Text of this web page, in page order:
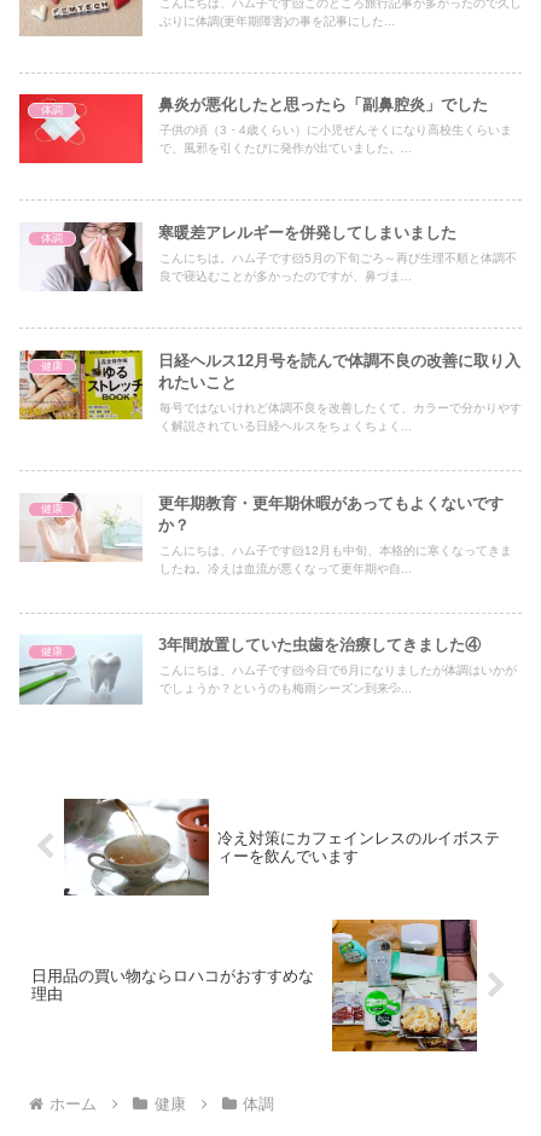
ぶりに体調(更年期障害)の事を記事にした...
体調 鼻炎が悪化したと思ったら「副鼻腔炎」でした
子供の頃（3・4歳くらい）に小児ぜんそくになり高校生くらいま
で、風邪を引くたびに発作が出ていました。...
体調 寒暖差アレルギーを併発してしまいました
こんにちは。ハム子です🐹5月の下旬ごろ～再び生理不順と体調不
良で寝込むことが多かったのですが、鼻づま...
健康
日経ヘルス12月号を読んで体調不良の改善に取り入
れたいこと
毎号ではないけれど体調不良を改善したくて、カラーで分かりやす
く解説されている日経ヘルスをちょくちょく...
健康
更年期教育・更年期休暇があってもよくないです
か？
こんにちは、ハム子です🐹12月も中旬、本格的に寒くなってきま
したね。冷えは血流が悪くなって更年期や自...
健康 3年間放置していた虫歯を治療してきました④
こんにちは、ハム子です🐹今日で6月になりましたが体調はいかが
でしょうか？というのも梅雨シーズン到来💦...
冷え対策にカフェインレスのルイボステ
ィーを飲んでいます
日用品の買い物ならロハコがおすすめな
理由
ホーム 健康 体調